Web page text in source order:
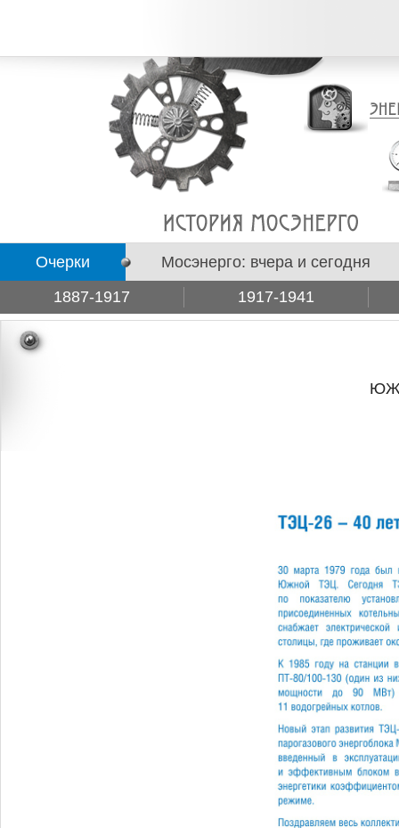
Очерки
1887-1917
1917-1941
Мосэнерго: вчера и сегодня
Подборки